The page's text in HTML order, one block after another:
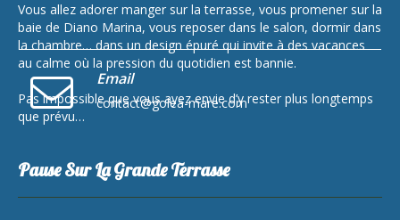
Email
contact@golea-mare.com
Vous allez adorer manger sur la terrasse, vous promener sur la
baie de Diano Marina, vous reposer dans le salon, dormir dans
la chambre… dans un design épuré qui invite à des vacances
au calme où la pression du quotidien est bannie.
Pas impossible que vous ayez envie d’y rester plus longtemps
que prévu…
Pause Sur La Grande Terrasse